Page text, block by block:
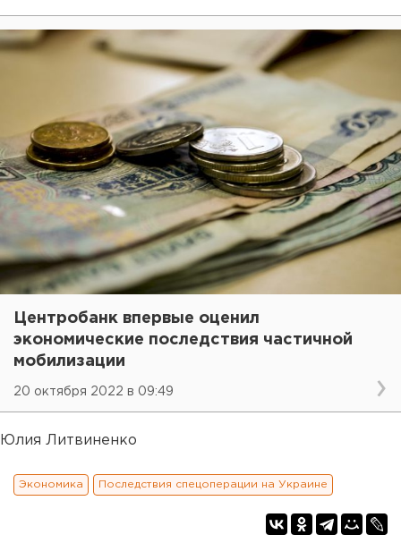
Центробанк впервые оценил
экономические последствия частичной
мобилизации
20 октября 2022 в 09:49
Юлия Литвиненко
Экономика Последствия спецоперации на Украине